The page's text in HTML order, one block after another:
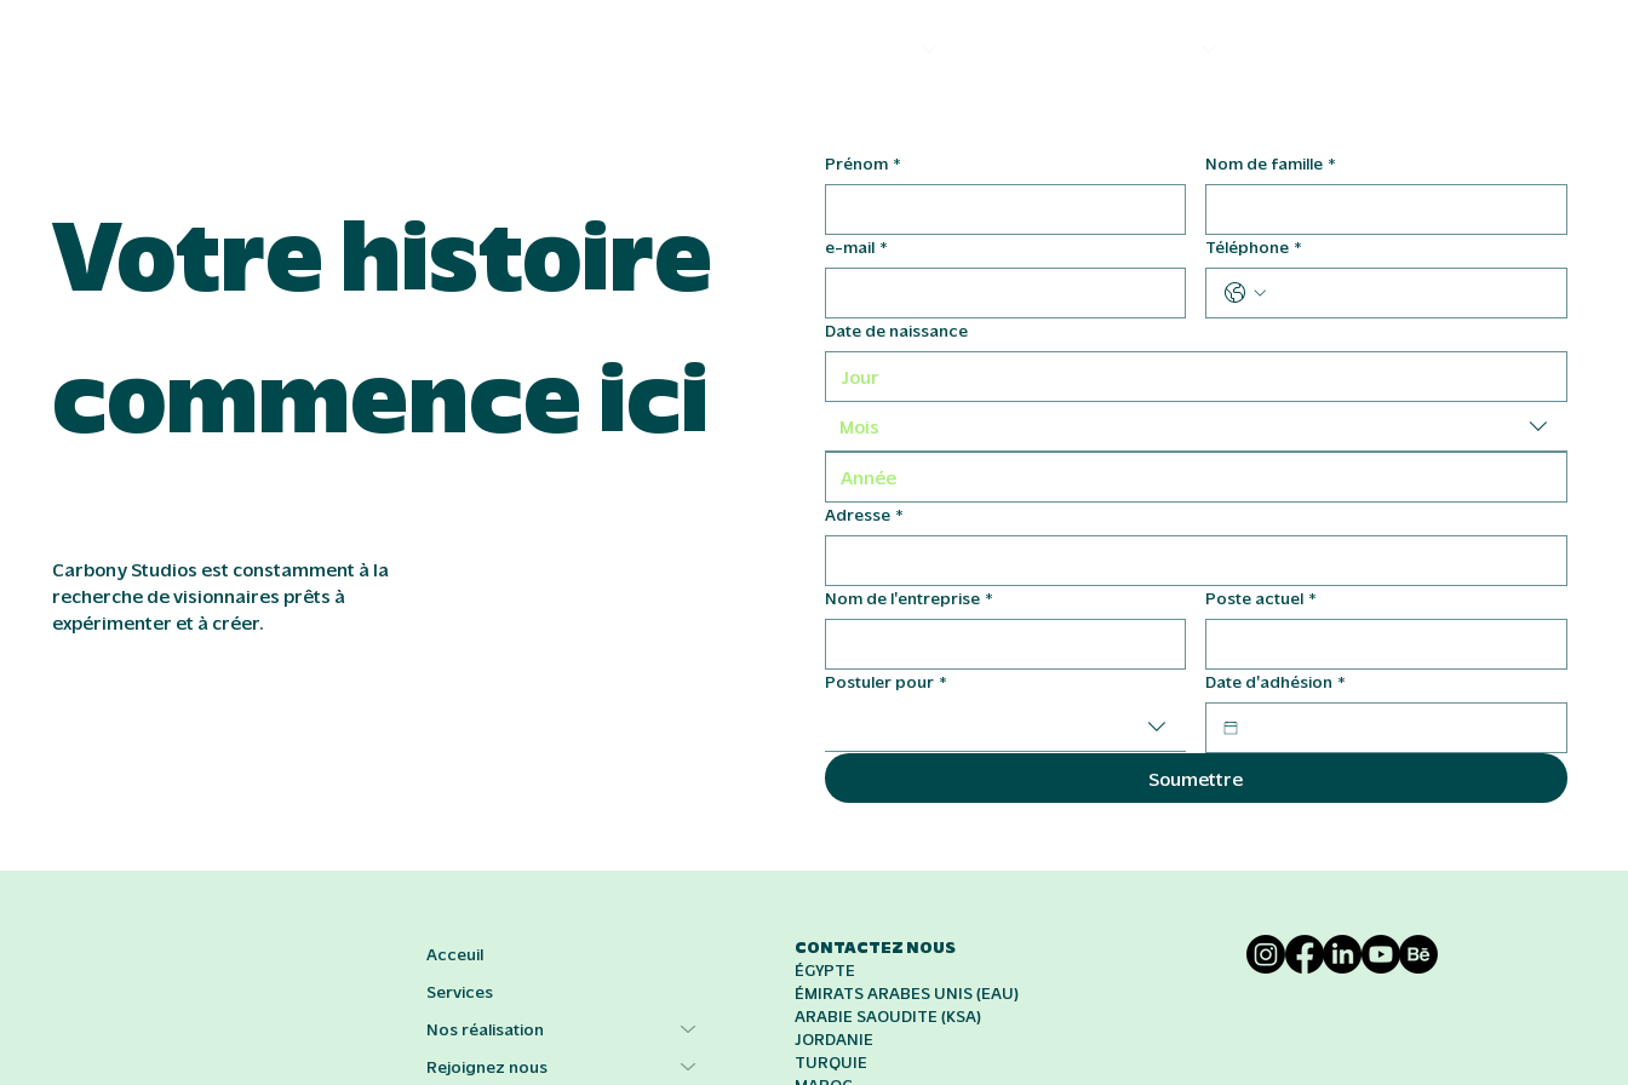
Votre histoire
commence ici
Carbony Studios est constamment à la
recherche de visionnaires prêts à
expérimenter et à créer.
Prénom * Nom de famille *
e-mail * Téléphone *
Date de naissance
Mois
Adresse *
Nom de l'entreprise * Poste actuel *
Postuler pour * Date d'adhésion *
Soumettre
Acceuil
Services
Nos réalisation
Rejoignez nous
CONTACTEZ NOUS
ÉGYPTE
ÉMIRATS ARABES UNIS (EAU)
ARABIE SAOUDITE (KSA)
JORDANIE
TURQUIE